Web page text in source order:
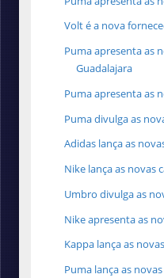
Volt é a nova
Puma apresenta as
Guadalajara
Puma apresenta as
Puma divulga as
Adidas lança as
Nike lança as novas
Umbro divulga as
Nike apresenta as
Kappa lança as
Puma lança as